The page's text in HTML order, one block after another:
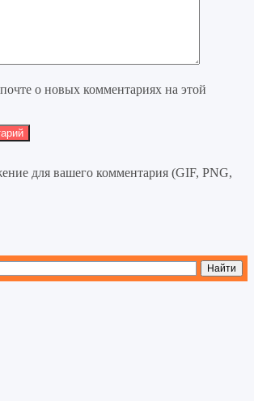
о новых комментариях на этой
для вашего комментария (GIF, PNG,